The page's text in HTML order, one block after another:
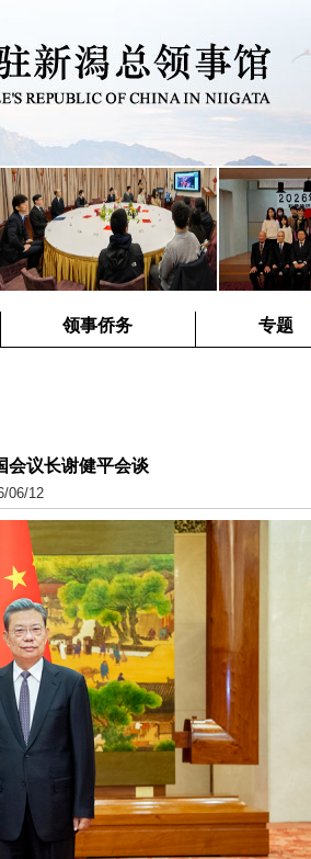
领事侨务 专题
会议长谢健平会谈
06/12